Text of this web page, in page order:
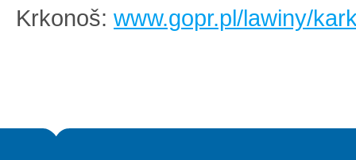
Krkonoš: www.gopr.pl/lawiny/